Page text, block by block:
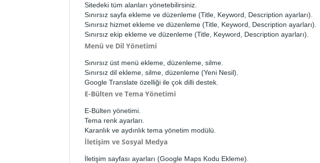
Sitedeki tüm alanları yönetebilirsiniz.
Sınırsız sayfa ekleme ve düzenleme (Title, Keyword, Description ayarları).
Sınırsız hizmet ekleme ve düzenleme (Title, Keyword, Description ayarları).
Sınırsız ekip ekleme ve düzenleme (Title, Keyword, Description ayarları).
Menü ve Dil Yönetimi
Sınırsız üst menü ekleme, düzenleme, silme.
Sınırsız dil ekleme, silme, düzenleme (Yeni Nesil).
Google Translate özelliği ile çok dilli destek.
E-Bülten ve Tema Yönetimi
E-Bülten yönetimi.
Tema renk ayarları.
Karanlık ve aydınlık tema yönetim modülü.
İletişim ve Sosyal Medya
İletişim sayfası ayarları (Google Maps Kodu Ekleme).